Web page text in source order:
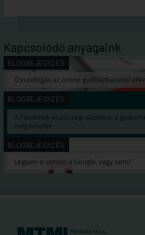
Kapcsolódó anyagaink
BLOGBEJEGYZÉS
Összefogás az online gyűlöletbeszéd
BLOGBEJEGYZÉS
A Facebook közösségi alapelvei a
még belefér
BLOGBEJEGYZÉS
Legyen-e cenzor a Google, vagy sem?
Médiatanács,